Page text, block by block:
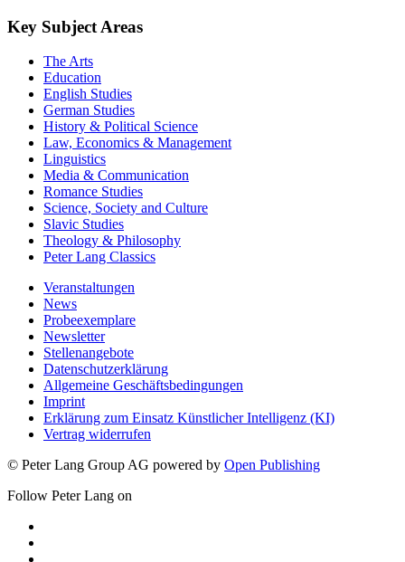
Key Subject Areas
The Arts
Education
English Studies
German Studies
History & Political Science
Law, Economics & Management
Linguistics
Media & Communication
Romance Studies
Science, Society and Culture
Slavic Studies
Theology & Philosophy
Peter Lang Classics
Veranstaltungen
News
Probeexemplare
Newsletter
Stellenangebote
Datenschutzerklärung
Allgemeine Geschäftsbedingungen
Imprint
Erklärung zum Einsatz Künstlicher Intelligenz (KI)
Vertrag widerrufen
© Peter Lang Group AG powered by Open Publishing
Follow Peter Lang on